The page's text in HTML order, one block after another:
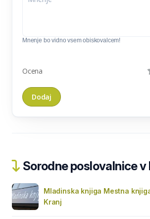
Mnenje bo vidno vsem obiskovalcem!
Ocena
Sorodne poslovalnice v
Mladinska knjiga Mestna
Kranj